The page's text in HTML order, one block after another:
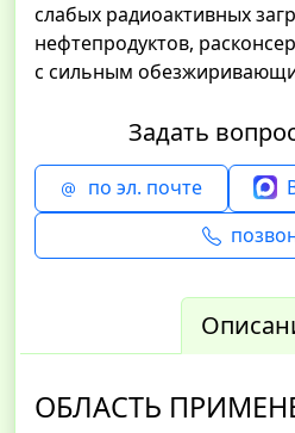
слабых радиоактивных
нефтепродуктов,
с сильным
Задать
по эл. почте
ОБЛАСТЬ